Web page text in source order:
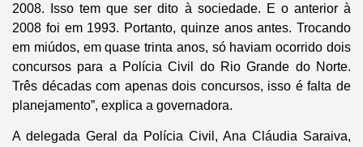
2008. Isso tem que ser dito à sociedade. E o anterior à
2008 foi em 1993. Portanto, quinze anos antes. Trocando
em miúdos, em quase trinta anos, só haviam ocorrido dois
concursos para a Polícia Civil do Rio Grande do Norte.
Três décadas com apenas dois concursos, isso é falta de
planejamento”, explica a governadora.
A delegada Geral da Polícia Civil, Ana Cláudia Saraiva,